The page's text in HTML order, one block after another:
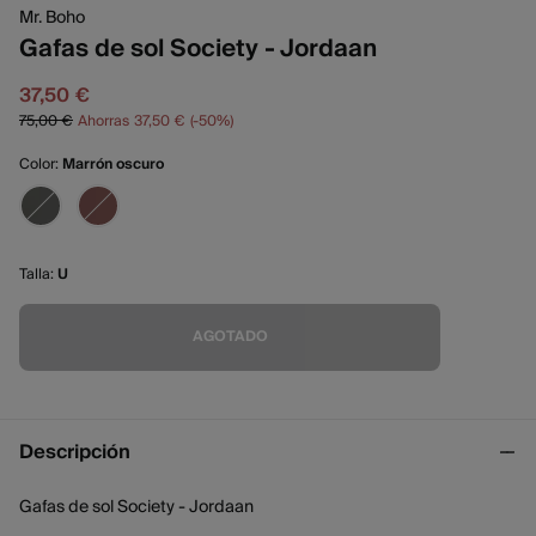
Mr. Boho
Gafas de sol Society - Jordaan
37,50 €
75,00 €Ahorras 37,50 €
50
Color: Marrón oscuro
Talla: U
AGOTADO
Descripción
Gafas de sol Society - Jordaan